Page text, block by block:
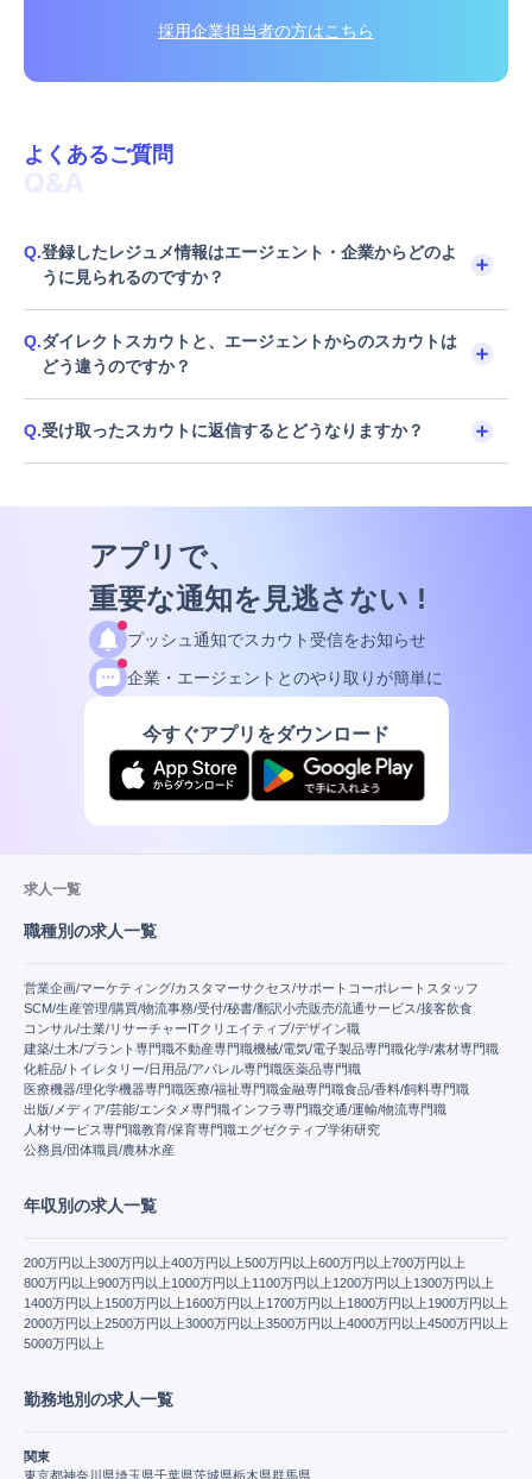
採用企業担当者の方はこちら
よくあるご質問
Q.登録したレジュメ情報はエージェント・企業からどのよ
うに見られるのですか？
Q.ダイレクトスカウトと、エージェントからのスカウトは
どう違うのですか？
Q.受け取ったスカウトに返信するとどうなりますか？
アプリで、
重要な通知を見逃さない !
プッシュ通知でスカウト受信をお知らせ
企業・エージェントとのやり取りが簡単に
今すぐアプリをダウンロード
求人一覧
職種別の求人一覧
営業企画/マーケティング/カスタマーサクセス/サポート コーポレートスタッフ
SCM/生産管理/購買/物流事務/受付/秘書/翻訳小売販売/流通サービス/接客飲食
コンサル/士業/リサーチャー ITクリエイティブ/デザイン職
建築/土木/プラント専門職不動産専門職機械/電気/電子製品専門職化学/素材専門職
化粧品/トイレタリー/日用品/アパレル専門職医薬品専門職
医療機器/理化学機器専門職医療/福祉専門職金融専門職食品/香料/飼料専門職
出版/メディア/芸能/エンタメ専門職インフラ専門職交通/運輸/物流専門職
人材サービス専門職教育/保育専門職エグゼクティブ学術研究
公務員/団体職員/農林水産
年収別の求人一覧
200万円以上300万円以上400万円以上500万円以上600万円以上700万円以上
800万円以上900万円以上1000万円以上1100万円以上1200万円以上1300万円以上
1400万円以上1500万円以上1600万円以上1700万円以上1800万円以上1900万円以上
2000万円以上2500万円以上3000万円以上3500万円以上4000万円以上4500万円以上
5000万円以上
勤務地別の求人一覧
関東
東京都神奈川県埼玉県千葉県茨城県栃木県群馬県